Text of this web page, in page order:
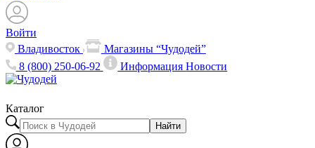
Войти
Владивосток
Магазины “Чудодей”
8 (800) 250-06-92
ИнформацияНовости
Каталог
Найти